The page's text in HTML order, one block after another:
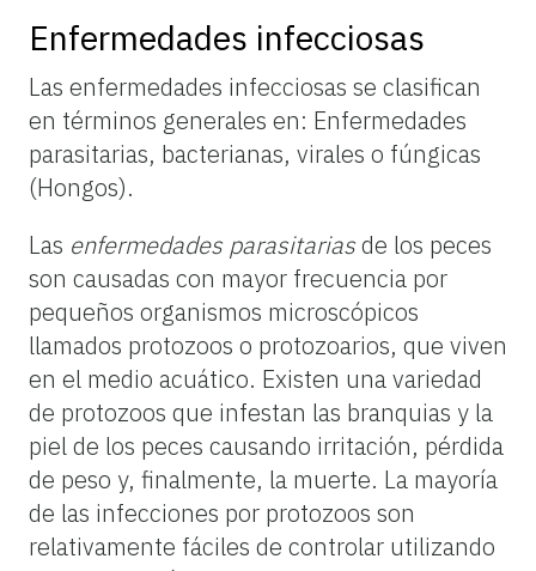
Enfermedades infecciosas
Las enfermedades infecciosas se clasifican
en términos generales en: Enfermedades
parasitarias, bacterianas, virales o fúngicas
(Hongos).
Las enfermedades parasitariasde los peces
son causadas con mayor frecuencia por
pequeños organismos microscópicos
llamados protozoos o protozoarios, que viven
en el medio acuático. Existen una variedad
de protozoos que infestan las branquias y la
piel de los peces causando irritación, pérdida
de peso y, finalmente, la muerte. La mayoría
de las infecciones por protozoos son
relativamente fáciles de controlar utilizando